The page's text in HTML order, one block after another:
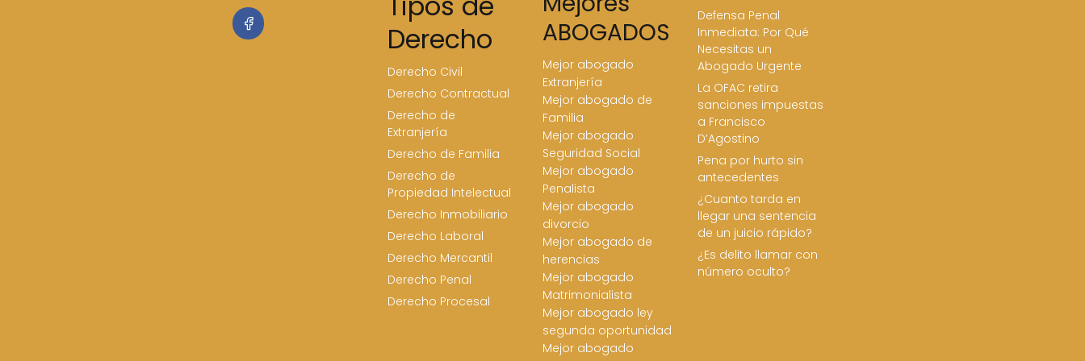
Derecho
Derecho Civil
Derecho Contractual
Derecho de
Extranjería
Derecho de Familia
Derecho de
Propiedad Intelectual
Derecho Inmobiliario
Derecho Laboral
Derecho Mercantil
Derecho Penal
Derecho Procesal
ABOGADOS
Mejor abogado
Extranjería
Mejor abogado de
Familia
Mejor abogado
Seguridad Social
Mejor abogado
Penalista
Mejor abogado
divorcio
Mejor abogado de
herencias
Mejor abogado
Matrimonialista
Mejor abogado ley
segunda oportunidad
Mejor abogado
Defensa Penal
Inmediata: Por Qué
Necesitas un
Abogado Urgente
La OFAC retira
sanciones impuestas
a Francisco
D’Agostino
Pena por hurto sin
antecedentes
¿Cuanto tarda en
llegar una sentencia
de un juicio rápido?
¿Es delito llamar con
número oculto?